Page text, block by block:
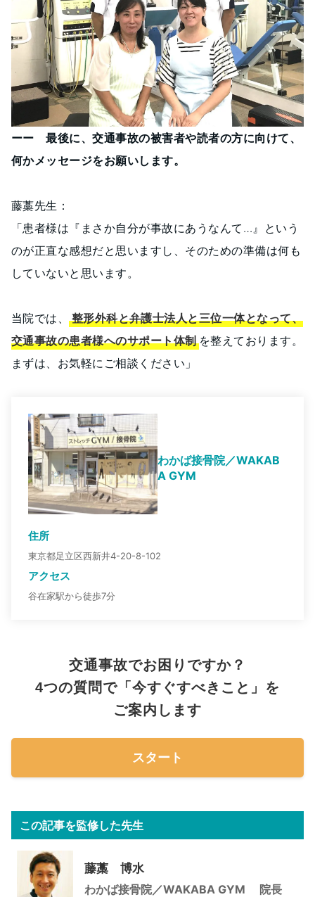
ーー 最後に、交通事故の被害者や読者の方に向けて、
何かメッセージをお願いします。
藤藁先生：
「患者様は『まさか自分が事故にあうなんて…』という
のが正直な感想だと思いますし、そのための準備は何も
していないと思います。
当院では、整形外科と弁護士法人と三位一体となって、
交通事故の患者様へのサポート体制を整えております。
まずは、お気軽にご相談ください」
わかば接骨院／WAKAB
A GYM
住所
東京都足立区西新井4-20-8-102
アクセス
谷在家駅から徒歩7分
交通事故でお困りですか？
4つの質問で「今すぐすべきこと」を
ご案内します
スタート
この記事を監修した先生
藤藁 博水
わかば接骨院／WAKABA GYM
院長